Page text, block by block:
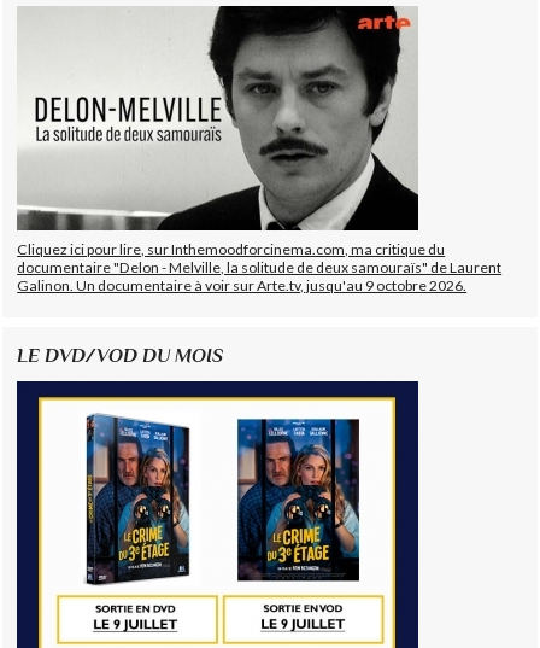
Cliquez ici pour lire, sur Inthemoodforcinema.com, ma critique du
documentaire "Delon - Melville, la solitude de deux samouraïs" de Laurent
Galinon. Un documentaire à voir sur Arte.tv, jusqu'au 9 octobre 2026.
LE DVD/VOD DU MOIS